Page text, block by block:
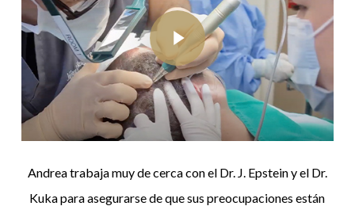
Play Video
Andrea trabaja muy de cerca con el Dr. J. Epstein y el Dr.
Kuka para asegurarse de que sus preocupaciones están